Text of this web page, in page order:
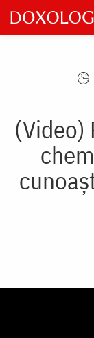
Skip
to
main
(Video)